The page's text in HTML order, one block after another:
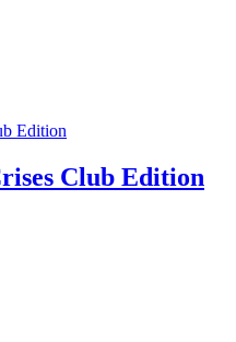
Club Edition